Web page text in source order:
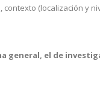
(localización y
general, el de